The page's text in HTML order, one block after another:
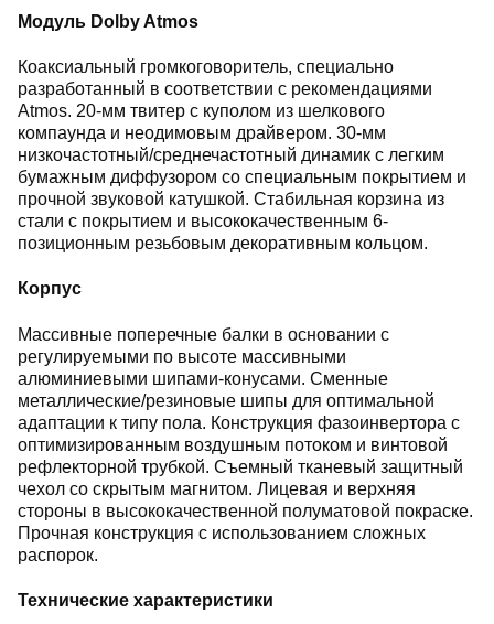
Модуль Dolby Atmos
Коаксиальный громкоговоритель, специально
разработанный в соответствии с рекомендациями
Atmos. 20-мм твитер с куполом из шелкового
компаунда и неодимовым драйвером. 30-мм
низкочастотный/среднечастотный динамик с легким
бумажным диффузором со специальным покрытием и
прочной звуковой катушкой. Стабильная корзина из
стали с покрытием и высококачественным 6-
позиционным резьбовым декоративным кольцом.
Корпус
Массивные поперечные балки в основании с
регулируемыми по высоте массивными
алюминиевыми шипами-конусами. Сменные
металлические/резиновые шипы для оптимальной
адаптации к типу пола. Конструкция фазоинвертора с
оптимизированным воздушным потоком и винтовой
рефлекторной трубкой. Съемный тканевый защитный
чехол со скрытым магнитом. Лицевая и верхняя
стороны в высококачественной полуматовой покраске.
Прочная конструкция с использованием сложных
распорок.
Технические характеристики